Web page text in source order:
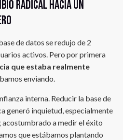
radical hacia un
de datos se redujo de 2
activos. Pero por primera
que estaba realmente
enviando.
interna. Reducir la base de
generó inquietud, especialmente
acostumbrado a medir el éxito
que estábamos plantando